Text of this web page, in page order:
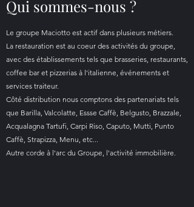
Qui sommes-nous ?
Le groupe Maciotto est actif dans plusieurs métiers.
La restauration est au coeur des activités du groupe,
avec des établissements tels que brasseries, restaurants,
coffee bar et pizzerias à l'italienne, événements et
services traiteur.
Côté distribution nous comptons des partenariats tels
que Barilla, Valcolatte, Essse Caffè, Belgusto, Brazzale,
Acqualagna Tartufi, Carpi Riso, Caputo, Mutti, Punto
Caffè, Strapizza, Menu, etc...
Autre corde à l'arc du Groupe, l'activité immobilière.